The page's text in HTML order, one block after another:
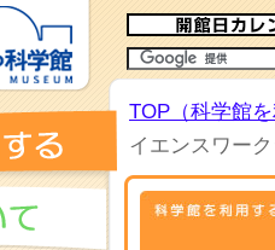
TOP（科学館
イエンスワー